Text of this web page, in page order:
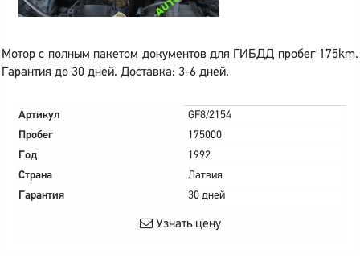
Мотор с полным пакетом документов для ГИБДД пробег 175km.
Гарантия до 30 дней. Доставка: 3-6 дней.
Артикул
GF8/2154
Пробег
175000
Год
1992
Страна
Латвия
Гарантия
30 дней
Узнать цену